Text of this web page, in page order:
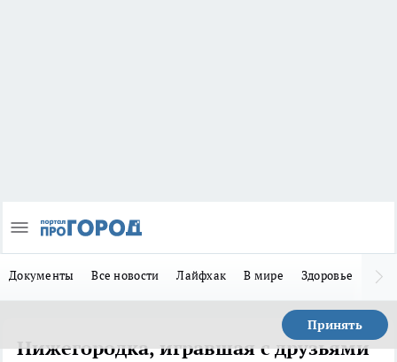
Документы Все новости Лайфхак В мире Здоровье
Принять
Нижегородка, игравшая с друзьями